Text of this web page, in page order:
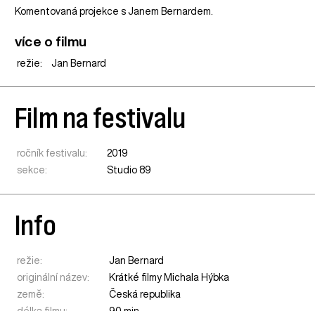
Komentovaná projekce s Janem Bernardem.
více o filmu
režie: Jan Bernard
Film na festivalu
ročník festivalu:
2019
sekce:
Studio 89
Info
režie:
Jan Bernard
originální název:
Krátké filmy Michala Hýbka
země:
Česká republika